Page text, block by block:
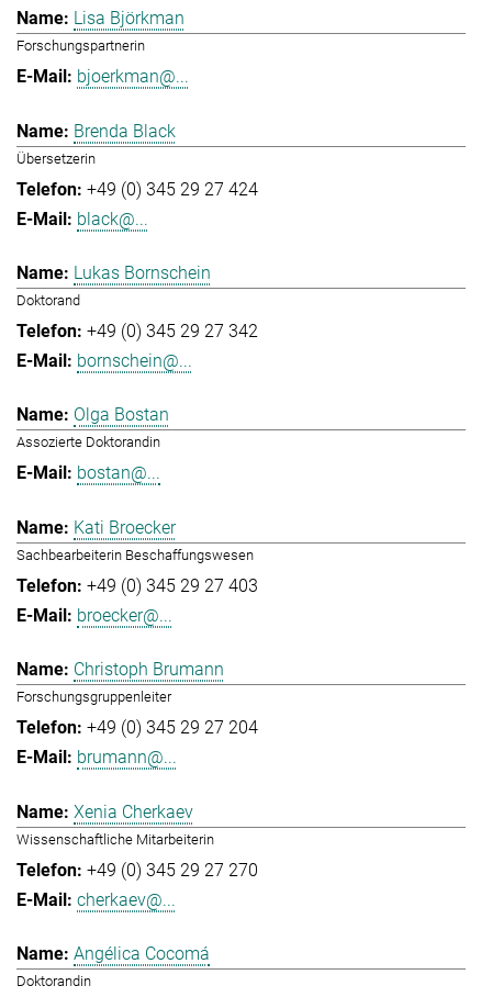
Lisa Björkman
Forschungspartnerin
bjoerkman@...
Brenda Black
Übersetzerin
+49 (0) 345 29 27 424
black@...
Lukas Bornschein
Doktorand
+49 (0) 345 29 27 342
bornschein@...
Olga Bostan
Assozierte Doktorandin
bostan@...
Kati Broecker
Sachbearbeiterin Beschaffungswesen
+49 (0) 345 29 27 403
broecker@...
Christoph Brumann
Forschungsgruppenleiter
+49 (0) 345 29 27 204
brumann@...
Xenia Cherkaev
Wissenschaftliche Mitarbeiterin
+49 (0) 345 29 27 270
cherkaev@...
Angélica Cocomá
Doktorandin